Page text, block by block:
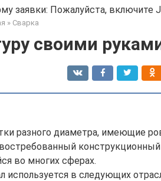
заявки: Пожалуйста,
» Сварка
своими
разного диаметра, имеющие
во многих сферах.
в следующих